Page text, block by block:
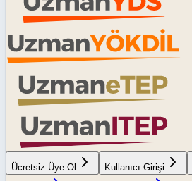
Ücretsiz Üye Ol Kullanıcı Girişi